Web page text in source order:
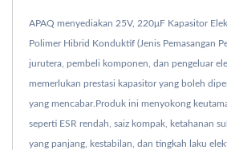
APAQ menyediakan 25V, 220μF Kapasitor
Polimer Hibrid Konduktif (Jenis Pemasangan
jurutera, pembeli komponen, dan pengeluar
memerlukan prestasi kapasitor yang boleh
yang mencabar.Produk ini menyokong
seperti ESR rendah, saiz kompak, ketahanan
yang panjang, kestabilan, dan tingkah laku